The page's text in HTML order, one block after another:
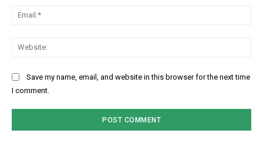
Save my name, email, and website in this browser for the next time
I comment.